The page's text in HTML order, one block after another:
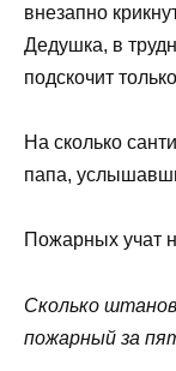
внезапно
Дедушка, в
подскочит
На сколько
папа,
Пожарных учат
Сколько
пожарный за